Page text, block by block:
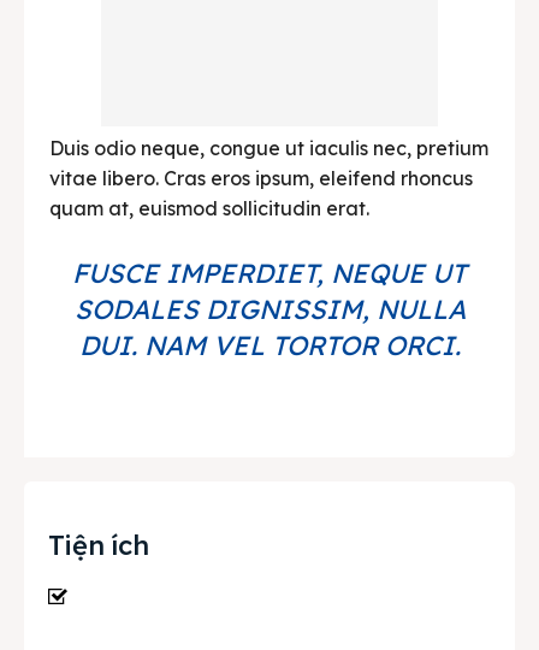
Duis odio neque, congue ut iaculis nec, pretium
vitae libero. Cras eros ipsum, eleifend rhoncus
quam at, euismod sollicitudin erat.
FUSCE IMPERDIET, NEQUE UT
SODALES DIGNISSIM, NULLA
DUI. NAM VEL TORTOR ORCI.
Tiện ích